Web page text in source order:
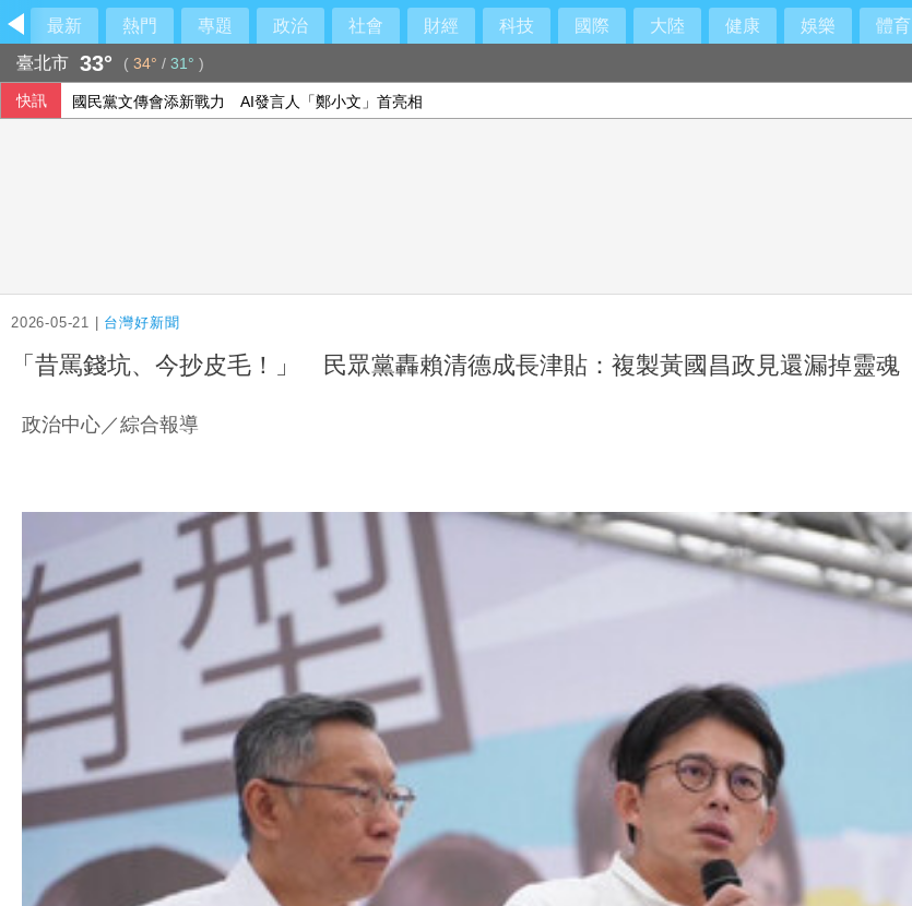
最新 熱門 專題 政治 社會 財經 科技 國際 大陸 健康 娛樂 體育
臺北市 33° ( 34° / 31° )
快訊 國民黨文傳會添新戰力 AI發言人「鄭小文」首亮相
2026-05-21 | 台灣好新聞
「昔罵錢坑、今抄皮毛！」 民眾黨轟賴清德成長津貼：複製黃國昌政見還漏掉靈魂
政治中心／綜合報導